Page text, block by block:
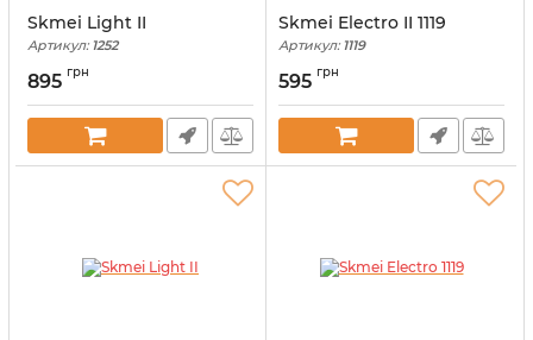
Skmei Light II
Артикул:1252
895 грн
Skmei Electro II 1119
Артикул:1119
595 грн